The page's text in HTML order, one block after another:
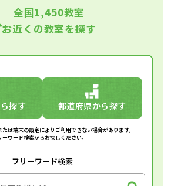
全国1,450教室
お近くの教室を探す
探す 都道府県から探す
は端末の設定によりご利用できない場合があります。
ワード検索からお探しください。
フリーワード検索